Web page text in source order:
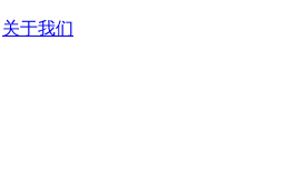
关于我们